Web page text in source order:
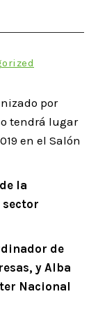
por
tendrá lugar
en el Salón
la
de
y Alba
Nacional